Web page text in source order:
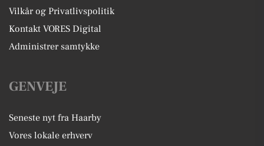
Vilkår og Privatlivspolitik
Kontakt VORES Digital
Administrer samtykke
GENVEJE
Seneste nyt fra Haarby
Vores lokale erhverv